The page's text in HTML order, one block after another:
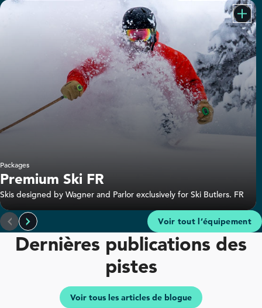
Packages
Premium Ski FR
Skis designed by Wagner and Parlor exclusively for Ski Butlers. FR
Wagner 94 Voir tout l’équipement
Dernières publications des
pistes
Voir tous les articles de blogue